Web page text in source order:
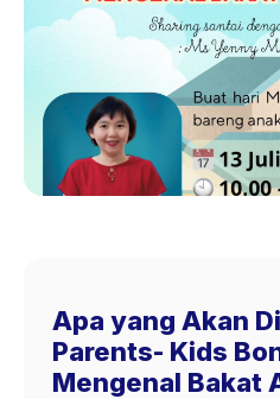
Apa yang Akan
Parents- Kids
Mengenal Bakat